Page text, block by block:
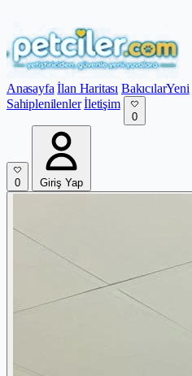
Anasayfa İlan Haritası BakıcılarYeni
Sahiplenilenler İletişim
0
0 Giriş Yap